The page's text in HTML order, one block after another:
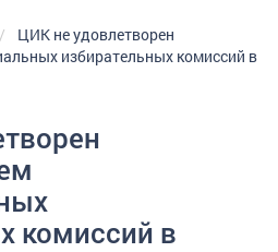
ЦИК не удовлетворен
избирательных комиссий в
комиссий в